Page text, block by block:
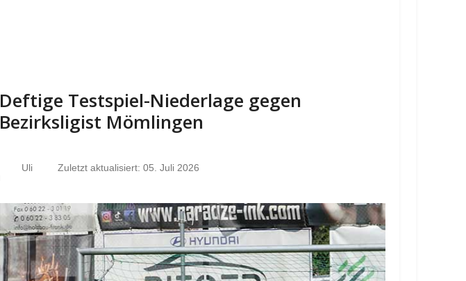
Deftige Testspiel-Niederlage gegen
Bezirksligist Mömlingen
Uli Zuletzt aktualisiert: 05. Juli 2026